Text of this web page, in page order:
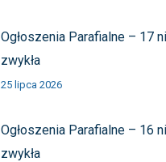
Ogłoszenia Parafialne – 17
zwykła
25 lipca 2026
Ogłoszenia Parafialne – 16
zwykła